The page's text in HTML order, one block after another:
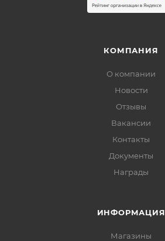
КОМПАНИЯ
О компании
Новости
Отзывы
Вакансии
Контакты
Документы
Награды
ИНФОРМАЦИЯ
Магазины